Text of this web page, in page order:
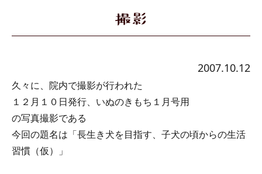
撮影
2007.10.12
久々に、院内で撮影が行われた
１２月１０日発行、いぬのきもち１月号用
の写真撮影である
今回の題名は「長生き犬を目指す、子犬の頃からの生活
習慣（仮）」